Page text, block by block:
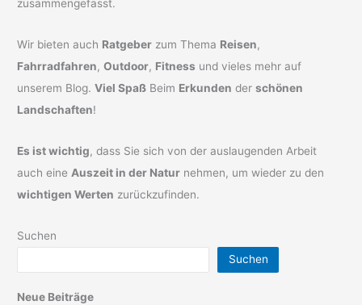
zusammengefasst.
Wir bieten auch Ratgeber zum Thema Reisen,
Fahrradfahren,Outdoor, Fitness und vieles mehr auf
unserem Blog.Viel Spaß Beim Erkunden derschönen
Landschaften!
Es ist wichtig, dass Sie sich von der auslaugenden Arbeit
auch eine Auszeit in der Natur nehmen, um wieder zu den
wichtigen Werten zurückzufinden.
Suchen
Suchen
Neue Beiträge